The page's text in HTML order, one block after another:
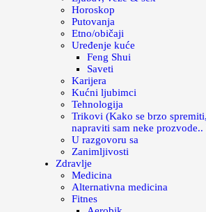
Horoskop
Putovanja
Etno/običaji
Uređenje kuće
Feng Shui
Saveti
Karijera
Kućni ljubimci
Tehnologija
Trikovi (Kako se brzo
napraviti sam neke prozvode..
U razgovoru sa
Zanimljivosti
Zdravlje
Medicina
Alternativna medicina
Fitnes